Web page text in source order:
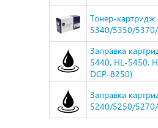
Тонер-
5340/5350/
Заправка
5440, HL-5450,
DCP-8250)
Заправка
5240/5250/